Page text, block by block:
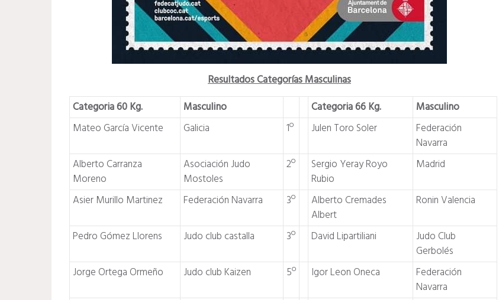
Resultados Categorías Masculinas
Categoria 60 Kg.
Masculino Categoria 66 Kg.
Masculino
Mateo García Vicente
Galicia 1º Julen Toro Soler
Federación
Navarra
Alberto Carranza
Moreno
Asociación Judo
Mostoles
2º
Sergio Yeray Royo
Rubio
Madrid
Asier Murillo Martinez Federación Navarra 3º
Alberto Cremades
Albert
Ronin Valencia
Pedro Gómez Llorens Judo club castalla 3º David Lipartiliani
Judo Club
Gerbolés
Jorge Ortega Ormeño
Judo club Kaizen 5º Igor Leon Oneca
Federación
Navarra